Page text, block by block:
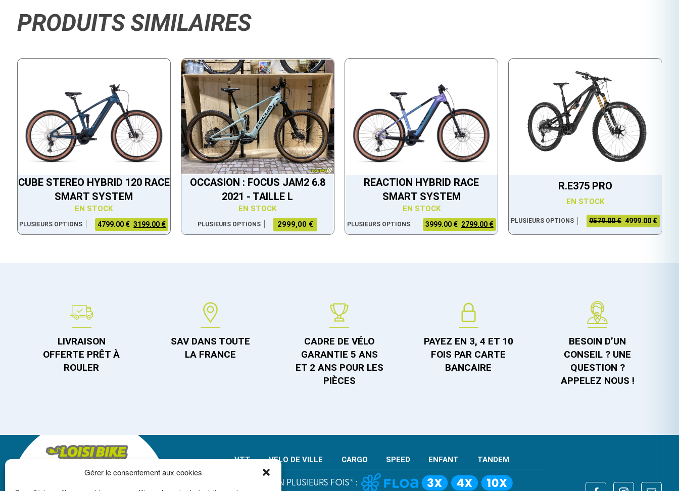
Gérer le consentement aux cookies
PRODUITS SIMILAIRES
CUBE STEREO HYBRID 120 RACE
SMART SYSTEM
EN STOCK
PLUSIEURS OPTIONS 4799.00 € 3199.00 €
OCCASION : FOCUS JAM2 6.8
2021 - TAILLE L
EN STOCK
PLUSIEURS OPTIONS 2999,00 €
REACTION HYBRID RACE
SMART SYSTEM
EN STOCK
PLUSIEURS OPTIONS 3999.00 € 2799.00 €
R.E375 PRO
EN STOCK
PLUSIEURS OPTIONS 9579.00 € 4999.00 €
LIVRAISON
OFFERTE PRÊT À
ROULER
SAV DANS TOUTE
LA FRANCE
CADRE DE VÉLO
GARANTIE 5 ANS
ET 2 ANS POUR LES
PIÈCES
PAYEZ EN 3, 4 ET 10
FOIS PAR CARTE
BANCAIRE
BESOIN D’UN
CONSEIL ? UNE
QUESTION ?
APPELEZ NOUS !
LOISIBIKE
VTT VELO DE VILLE CARGO SPEED ENFANT TANDEM
PAIEMENT EN PLUSIEURS FOIS* :